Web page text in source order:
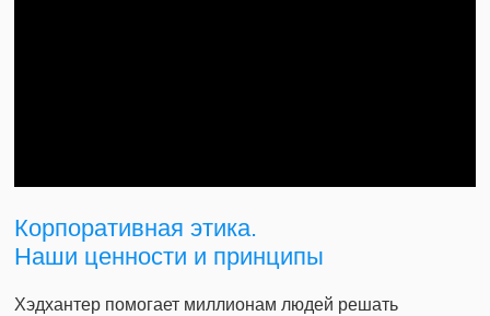
Корпоративная этика.
Наши ценности и принципы
Хэдхантер помогает миллионам людей решать